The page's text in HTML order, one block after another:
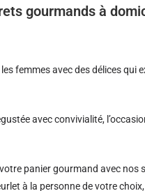
gourmands à
femmes avec des délices qui
avec convivialité,
panier gourmand avec nos
à la personne de votre